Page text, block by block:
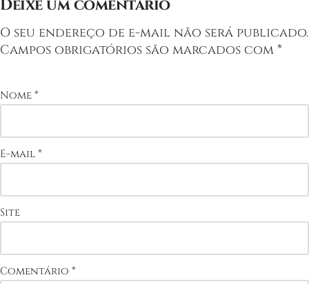
Deixe um comentário
O seu endereço de e-mail não será publicado.
Campos obrigatórios são marcados com *
Nome*
E-mail*
Site
Comentário *